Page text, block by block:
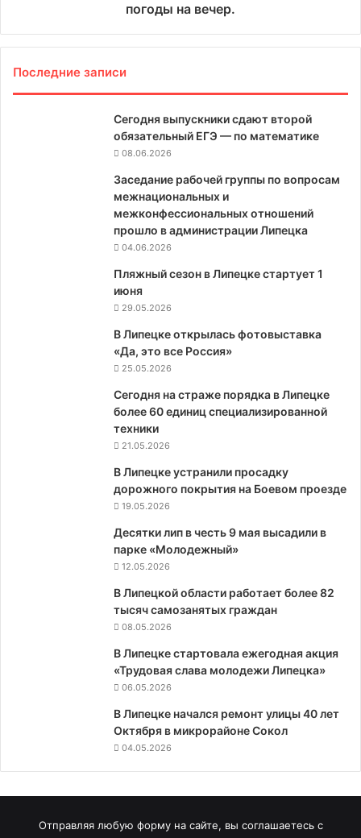
погоды на вечер.
Последние записи
Сегодня выпускники сдают второй
обязательный ЕГЭ — по математике
08.06.2026
Заседание рабочей группы по вопросам
межнациональных и
межконфессиональных отношений
прошло в администрации Липецка
04.06.2026
Пляжный сезон в Липецке стартует 1
июня
29.05.2026
В Липецке открылась фотовыставка
«Да, это все Россия»
25.05.2026
Сегодня на страже порядка в Липецке
более 60 единиц специализированной
техники
21.05.2026
В Липецке устранили просадку
дорожного покрытия на Боевом проезде
19.05.2026
Десятки лип в честь 9 мая высадили в
парке «Молодежный»
12.05.2026
В Липецкой области работает более 82
тысяч самозанятых граждан
08.05.2026
В Липецке стартовала ежегодная акция
«Трудовая слава молодежи Липецка»
06.05.2026
В Липецке начался ремонт улицы 40 лет
Октября в микрорайоне Сокол
04.05.2026
Отправляя любую форму на сайте, вы соглашаетесь с